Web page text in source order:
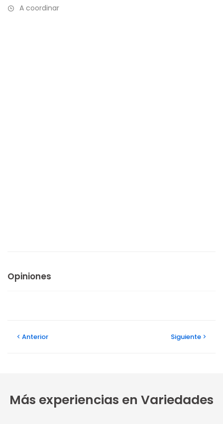
A coordinar
Opiniones
Anterior Siguiente
Más experiencias en Variedades